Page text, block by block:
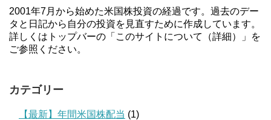
2001年7月から始めた米国株投資の経過です。過去のデー
タと日記から自分の投資を見直すために作成しています。
詳しくはトップバーの「このサイトについて（詳細）」を
ご参照ください。
カテゴリー
【最新】年間米国株配当 (1)